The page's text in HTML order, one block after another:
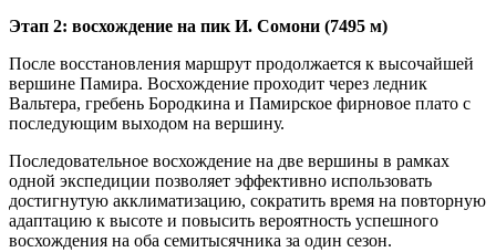
Этап 2: восхождение на пик И. Сомони (7495 м)
После восстановления маршрут продолжается к высочайшей
вершине Памира. Восхождение проходит через ледник
Вальтера, гребень Бородкина и Памирское фирновое плато с
последующим выходом на вершину.
Последовательное восхождение на две вершины в рамках
одной экспедиции позволяет эффективно использовать
достигнутую акклиматизацию, сократить время на повторную
адаптацию к высоте и повысить вероятность успешного
восхождения на оба семитысячника за один сезон.